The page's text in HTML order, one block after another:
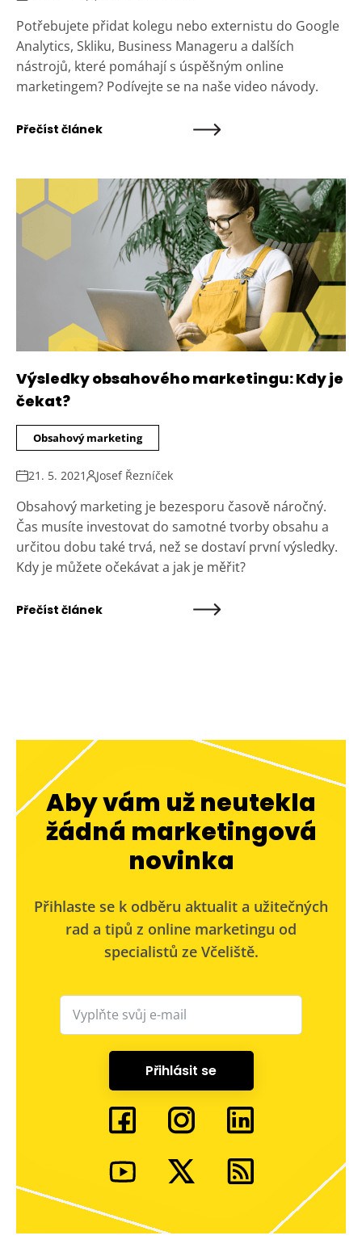
Potřebujete přidat kolegu nebo externistu do Google
Analytics, Skliku, Business Manageru a dalších
nástrojů, které pomáhají s úspěšným online
marketingem? Podívejte se na naše video návody.
Přečíst článek
Výsledky obsahového marketingu: Kdy je
čekat?
Obsahový marketing
21. 5. 2021 Josef Řezníček
Obsahový marketing je bezesporu časově náročný.
Čas musíte investovat do samotné tvorby obsahu a
určitou dobu také trvá, než se dostaví první výsledky.
Kdy je můžete očekávat a jak je měřit?
Přečíst článek
Aby vám už neutekla
žádná marketingová
novinka
Přihlaste se k odběru aktualit a užitečných
rad a tipů z online marketingu od
specialistů ze Včeliště.
Přihlásit se